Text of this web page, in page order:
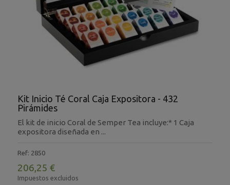
Kit Inicio Té Coral Caja Expositora - 432
Pirámides
El kit de inicio Coral de Semper Tea incluye:* 1 Caja
expositora diseñada en ...
Ref: 2850
206,25 €
Impuestos excluidos